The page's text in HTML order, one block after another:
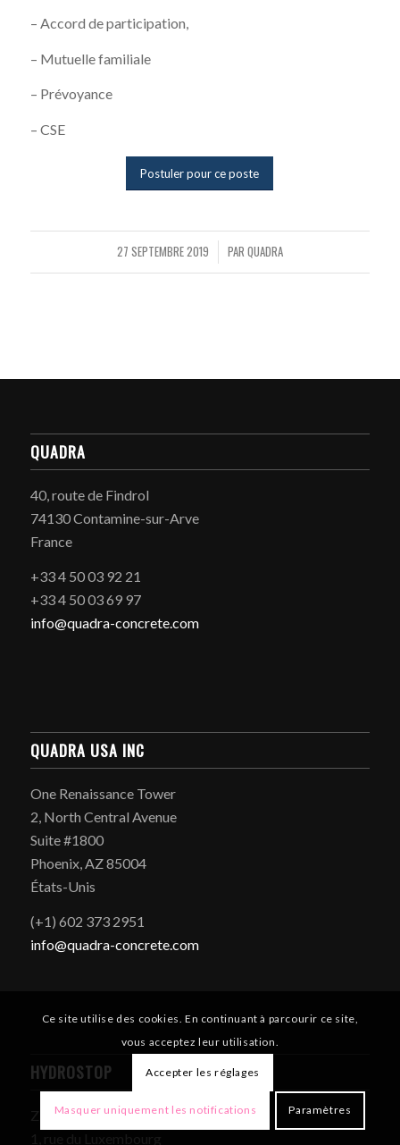
– Accord de participation,
– Mutuelle familiale
– Prévoyance
– CSE
Postuler pour ce poste
27 SEPTEMBRE 2019
/ PAR QUADRA
QUADRA
40, route de Findrol
74130 Contamine-sur-Arve
France
+33 4 50 03 92 21
+33 4 50 03 69 97
info@quadra-concrete.com
QUADRA USA INC
One Renaissance Tower
2, North Central Avenue
Suite #1800
Phoenix, AZ 85004
États-Unis
(+1) 602 373 2951
info@quadra-concrete.com
HYDROSTOP
ZI Des Grands Bois
Ce site utilise des cookies. En continuant à parcourir ce site,
vous acceptez leur utilisation.
Accepter les réglages
Masquer uniquement les notifications Paramètres